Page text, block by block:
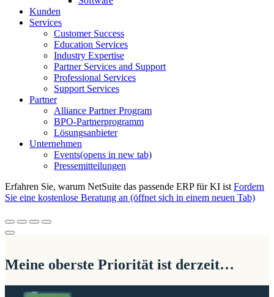
Kunden
Services
Customer Success
Education Services
Industry Expertise
Partner Services and Support
Professional Services
Support Services
Partner
Alliance Partner Program
BPO-Partnerprogramm
Lösungsanbieter
Unternehmen
Events(opens in new tab)
Pressemitteilungen
Erfahren Sie, warum NetSuite das passende ERP für KI ist Fordern
Sie eine kostenlose Beratung an (öffnet sich in einem neuen Tab)
Meine oberste Priorität ist derzeit…